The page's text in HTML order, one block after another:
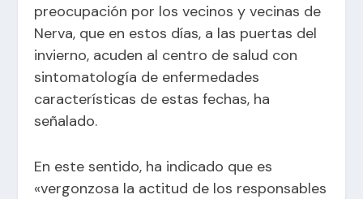
preocupación por los vecinos y vecinas de
Nerva, que en estos días, a las puertas del
invierno, acuden al centro de salud con
sintomatología de enfermedades
características de estas fechas, ha
señalado.
En este sentido, ha indicado que es
«vergonzosa la actitud de los responsables